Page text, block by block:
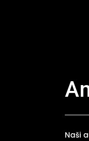
Naši